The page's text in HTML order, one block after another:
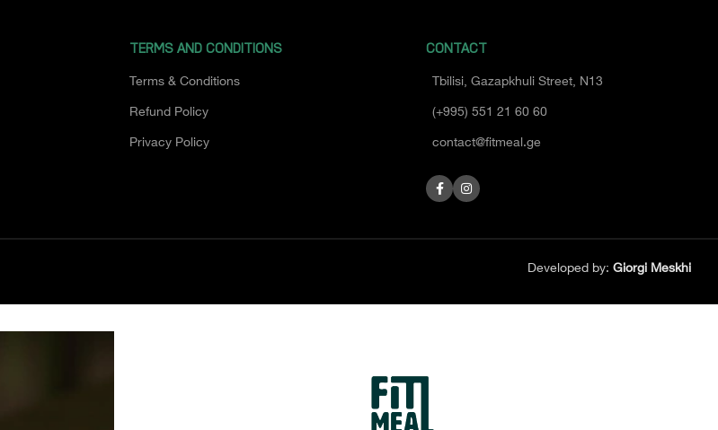
TERMS AND CONDITIONS
Terms & Conditions
Refund Policy
Privacy Policy
CONTACT
Tbilisi, Gazapkhuli Street, N13
(+995) 551 21 60 60
contact@fitmeal.ge
Developed by: Giorgi Meskhi